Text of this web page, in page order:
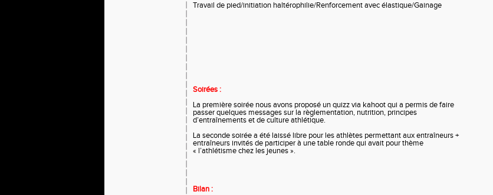
Travail de pied/initiation haltérophilie/Renforcement avec élastique/Gainage
Soirées :
La première soirée nous avons proposé un quizz via kahoot qui a permis de faire
passer quelques messages sur la règlementation, nutrition, principes
d’entraînements et de culture athlétique.
La seconde soirée a été laissé libre pour les athlètes permettant aux entraîneurs +
entraîneurs invités de participer à une table ronde qui avait pour thème
« l’athlétisme chez les jeunes ».
Bilan :